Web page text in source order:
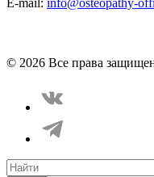
© 2026 Все права